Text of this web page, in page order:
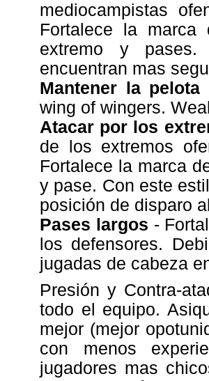
mediocampistas
Fortalece la
extremo y
encuentran mas
Mantener la pelota
wing of wingers.
Atacar por los
de los extremos
Fortalece la marca
y pase. Con este
posición de disparo
Pases largos -
los defensores.
jugadas de cabeza
Presión y Contra-
todo el equipo.
mejor (mejor
con menos
jugadores mas